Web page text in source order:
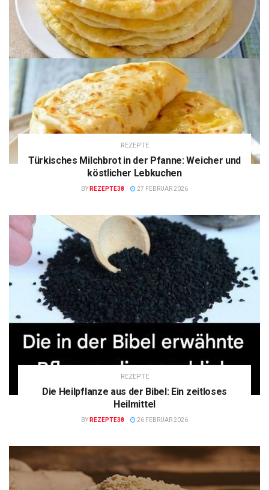
REZEPTE
Türkisches Milchbrot in der Pfanne: Weicher und
köstlicher Lebkuchen
BY REZEPTE38 27 FEBRUAR 2026
REZEPTE
Die Heilpflanze aus der Bibel: Ein zeitloses
Heilmittel
BY REZEPTE38 26 FEBRUAR 2026